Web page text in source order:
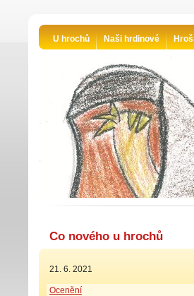
Co nového u hrochů
21. 6. 2021
Ocenění
U hrochů Naši hrdinové